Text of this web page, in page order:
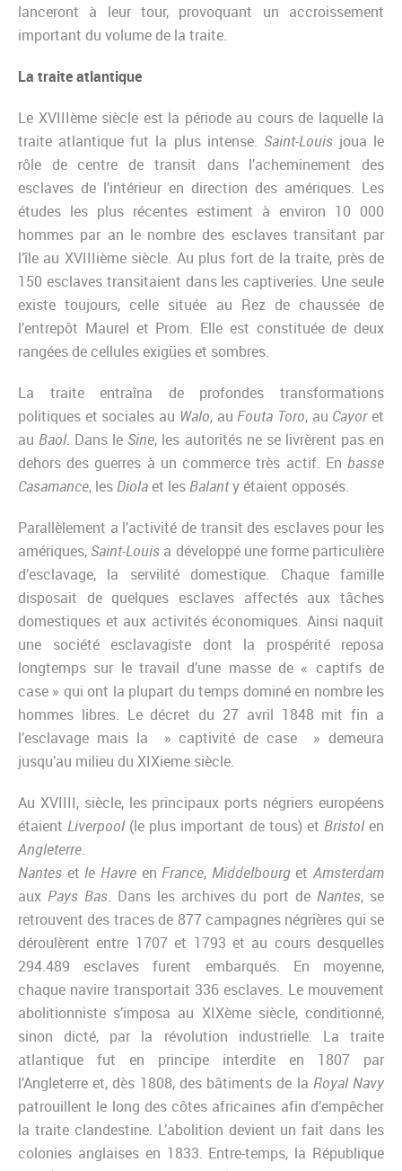
lanceront à leur tour, provoquant un accroissement
important du volume de la traite.
La traite atlantique
Le XVIIIème siècle est la période au cours de laquelle la
traite atlantique fut la plus intense. Saint-Louisjoua le
rôle de centre de transit dans l’acheminement des
esclaves de l’intérieur en direction des amériques. Les
études les plus récentes estiment à environ 10 000
hommes par an le nombre des esclaves transitant par
l’île au XVIIIième siècle. Au plus fort de la traite, près de
150 esclaves transitaient dans les captiveries. Une seule
existe toujours, celle située au Rez de chaussée de
l’entrepôt Maurel et Prom. Elle est constituée de deux
rangées de cellules exigües et sombres.
La traite entraîna de profondes transformations
politiques et sociales au Walo, auFouta Toro, au Cayoret
auBaol. Dans le Sine, les autorités ne se livrèrent pas en
dehors des guerres à un commerce très actif. En basse
Casamance, lesDiolaet lesBalanty étaient opposés.
Parallèlement a l’activité de transit des esclaves pour les
amériques, Saint-Louis a développé une forme particulière
d’esclavage, la servilité domestique. Chaque famille
disposait de quelques esclaves affectés aux tâches
domestiques et aux activités économiques. Ainsi naquit
une société esclavagiste dont la prospérité reposa
longtemps sur le travail d’une masse de « captifs de
case » qui ont la plupart du temps dominé en nombre les
hommes libres. Le décret du 27 avril 1848 mit fin a
l’esclavage mais la » captivité de case » demeura
jusqu’au milieu du XIXieme siècle.
Au XVIIII, siècle, les principaux ports négriers européens
étaientLiverpool(le plus important de tous) et Bristolen
Angleterre.
Nantes etle HavreenFrance, Middelbourget Amsterdam
aux Pays Bas. Dans les archives du port deNantes, se
retrouvent des traces de 877 campagnes négrières qui se
déroulèrent entre 1707 et 1793 et au cours desquelles
294.489 esclaves furent embarqués. En moyenne,
chaque navire transportait 336 esclaves. Le mouvement
abolitionniste s’imposa au XIXème siècle, conditionné,
sinon dicté, par la révolution industrielle. La traite
atlantique fut en principe interdite en 1807 par
l’Angleterre et, dès 1808, des bâtiments de la Royal Navy
patrouillent le long des côtes africaines afin d’empêcher
la traite clandestine. L’abolition devient un fait dans les
colonies anglaises en 1833. Entre-temps, la République